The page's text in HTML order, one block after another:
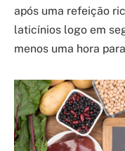
após uma refeição
laticínios logo em
menos uma hora